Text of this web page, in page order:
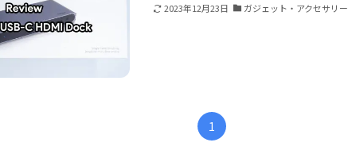
2023年12月23日 ガジェット・アクセサリー
1